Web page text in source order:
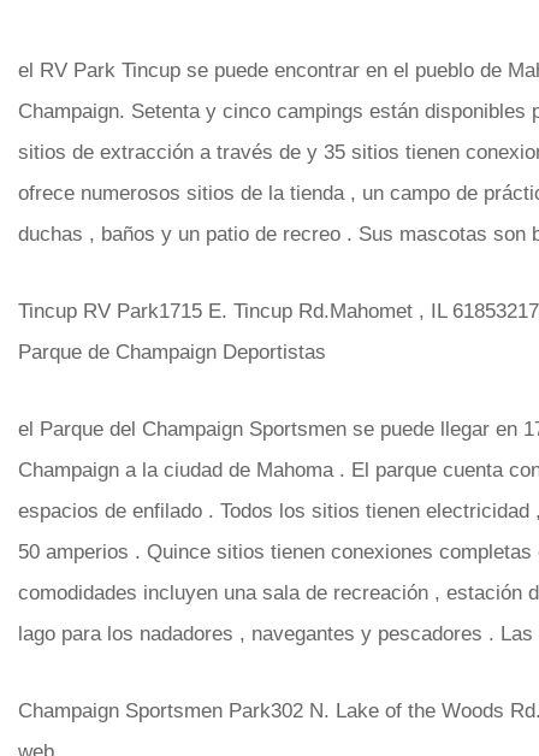
el RV Park Tincup se puede encontrar en el pueblo de
Champaign. Setenta y cinco campings están disponibles
sitios de extracción a través de y 35 sitios tienen
ofrece numerosos sitios de la tienda , un campo de
duchas , baños y un patio de recreo . Sus mascotas son
Tincup RV Park1715 E. Tincup Rd.Mahomet , IL
Parque de Champaign Deportistas
el Parque del Champaign Sportsmen se puede llegar en
Champaign a la ciudad de Mahoma . El parque cuenta
espacios de enfilado . Todos los sitios tienen
50 amperios . Quince sitios tienen conexiones
comodidades incluyen una sala de recreación , estación
lago para los nadadores , navegantes y pescadores .
Champaign Sportsmen Park302 N. Lake of the Woods